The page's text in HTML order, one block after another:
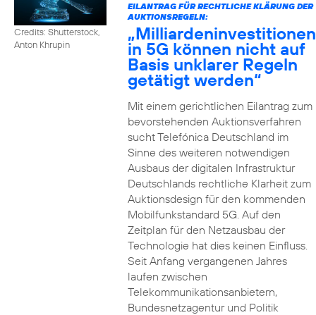
Credits: Shutterstock,
Anton Khrupin
EILANTRAG FÜR RECHTLICHE KLÄRUNG DER
AUKTIONSREGELN:
„Milliardeninvestitionen
in 5G können nicht auf
Basis unklarer Regeln
getätigt werden“
Mit einem gerichtlichen Eilantrag zum
bevorstehenden Auktionsverfahren
sucht Telefónica Deutschland im
Sinne des weiteren notwendigen
Ausbaus der digitalen Infrastruktur
Deutschlands rechtliche Klarheit zum
Auktionsdesign für den kommenden
Mobilfunkstandard 5G. Auf den
Zeitplan für den Netzausbau der
Technologie hat dies keinen Einfluss.
Seit Anfang vergangenen Jahres
laufen zwischen
Telekommunikationsanbietern,
Bundesnetzagentur und Politik